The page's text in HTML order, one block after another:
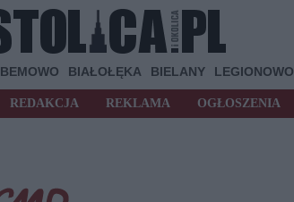
BEMOWO BIAŁOŁĘKA BIELANY LEGIONOWO
REDAKCJA REKLAMA OGŁOSZENIA